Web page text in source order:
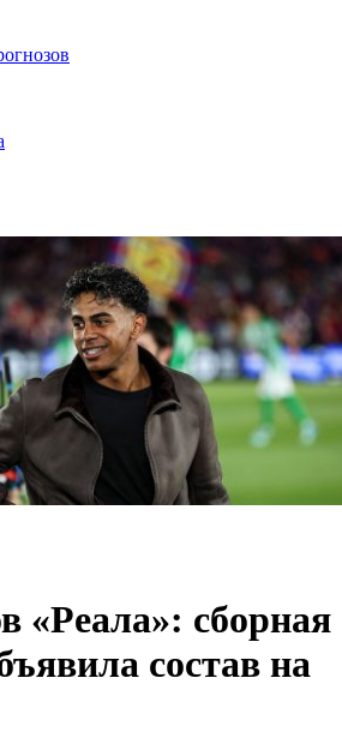
«Реала»: сборная
состав на